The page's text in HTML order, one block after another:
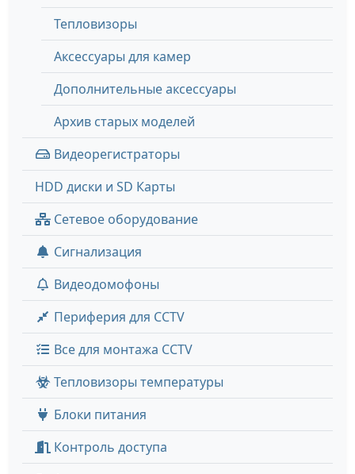
Тепловизоры
Аксессуары для камер
Дополнительные аксессуары
Архив старых моделей
Видеорегистраторы
HDD диски и SD Карты
Сетевое оборудование
Сигнализация
Видеодомофоны
Периферия для CCTV
Все для монтажа CCTV
Тепловизоры температуры
Блоки питания
Контроль доступа